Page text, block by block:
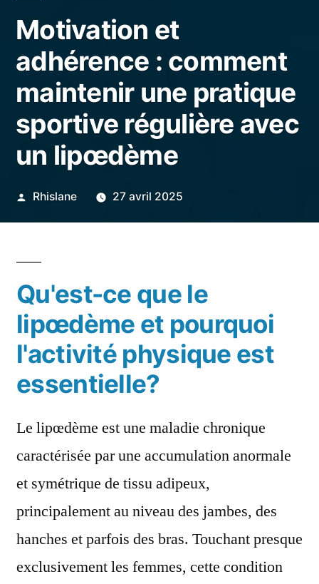
Motivation et
adhérence : comment
maintenir une pratique
sportive régulière avec
un lipœdème
Publié
Rhislane 27 avril 2025
Qu'est-ce que le
lipœdème et pourquoi
l'activité physique est
essentielle?
Le lipœdème est une maladie chronique
caractérisée par une accumulation anormale
et symétrique de tissu adipeux,
principalement au niveau des jambes, des
hanches et parfois des bras. Touchant presque
exclusivement les femmes, cette condition